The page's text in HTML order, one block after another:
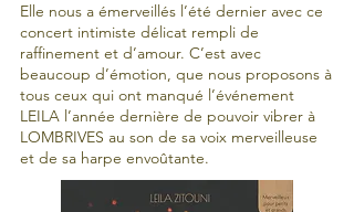
Elle nous a émerveillés l’été dernier avec ce
concert intimiste délicat rempli de
raffinement et d’amour. C’est avec
beaucoup d’émotion, que nous proposons à
tous ceux qui ont manqué l’événement
LEILA l’année dernière de pouvoir vibrer à
LOMBRIVES au son de sa voix merveilleuse
et de sa harpe envoûtante.